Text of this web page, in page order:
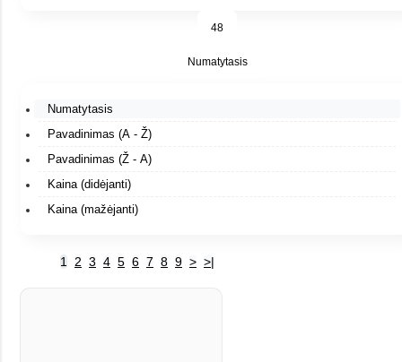
48
Numatytasis
Numatytasis
Pavadinimas (A - Ž)
Pavadinimas (Ž - A)
Kaina (didėjanti)
Kaina (mažėjanti)
1 2 3 4 5 6 7 8 9 > >|